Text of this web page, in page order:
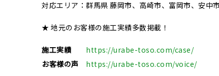
対応エリア：群馬県 藤岡市、高崎市、富岡市、安中
★ 地元のお客様の施工実績多数掲載！
施工実績
https://urabe-toso.com/case/
お客様の声
https://urabe-toso.com/voice/